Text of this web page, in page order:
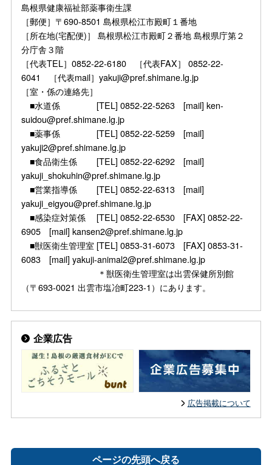
島根県健康福祉部薬事衛生課
［郵便］〒690-8501 島根県松江市殿町１番地
［所在地(宅配便)］ 島根県松江市殿町２番地 島根県庁第２
分庁舎３階
［代表TEL］0852-22-6180 ［代表FAX］ 0852-22-
6041 ［代表mail］yakuji@pref.shimane.lg.jp
［室・係の連絡先］
■水道係 [TEL] 0852-22-5263 [mail] ken-
suidou@pref.shimane.lg.jp
■薬事係 [TEL] 0852-22-5259 [mail]
yakuji2@pref.shimane.lg.jp
■食品衛生係 [TEL] 0852-22-6292 [mail]
yakuji_shokuhin@pref.shimane.lg.jp
■営業指導係 [TEL] 0852-22-6313 [mail]
yakuji_eigyou@pref.shimane.lg.jp
■感染症対策係 [TEL] 0852-22-6530 [FAX] 0852-22-
6905 [mail] kansen2@pref.shimane.lg.jp
■獣医衛生管理室 [TEL] 0853-31-6073 [FAX] 0853-31-
6083 [mail] yakuji-animal2@pref.shimane.lg.jp
＊獣医衛生管理室は出雲保健所別館
（〒693-0021 出雲市塩冶町223-1）にあります。
企業広告
広告掲載について
ページの先頭へ戻る